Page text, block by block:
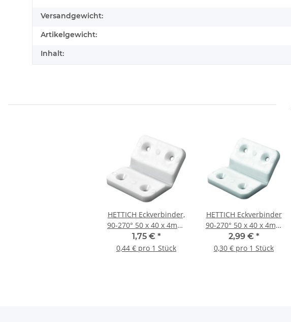
Versandgewicht:
Artikelgewicht:
Inhalt:
HETTICH Eckverbinder,
90-270° 50 x 40 x 4mm,
Kunststoff, weiß, 4
Stück
1,75 € *
0,44 € pro 1 Stück
HETTICH Eckverbinder
90-270° 50 x 40 x 4mm
Kunststoff weiß, 10
Stück
2,99 € *
0,30 € pro 1 Stück